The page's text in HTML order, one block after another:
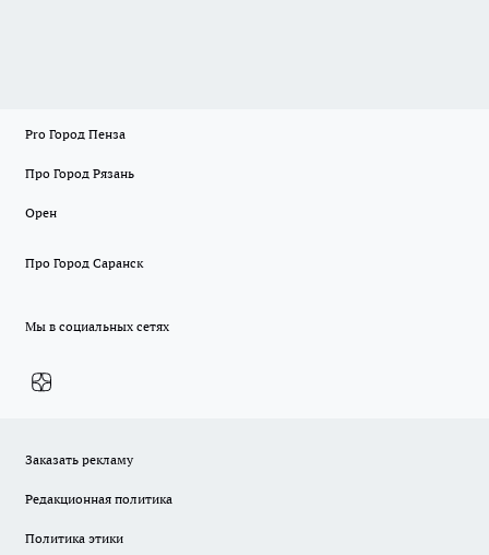
Pro Город Пенза
Про Город Рязань
Орен
Про Город Саранск
Мы в социальных сетях
Заказать рекламу
Редакционная политика
Политика этики